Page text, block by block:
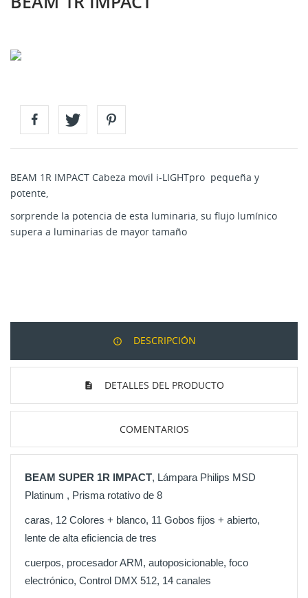
BEAM 1R IMPACT Cabeza movil i-LIGHTpro pequeña y
potente,
sorprende la potencia de esta luminaria, su flujo lumínico
supera a luminarias de mayor tamaño
DESCRIPCIÓN
DETALLES DEL PRODUCTO
COMENTARIOS
BEAM SUPER 1R IMPACT, Lámpara Philips MSD
Platinum , Prisma rotativo de 8
caras, 12 Colores + blanco, 11 Gobos fijos + abierto,
lente de alta eficiencia de tres
cuerpos, procesador ARM, autoposicionable, foco
electrónico, Control DMX 512, 14 canales